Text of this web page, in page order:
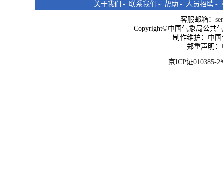
关于我们 - 联系我们 - 帮助 - 人员招聘 -
客服邮箱：
Copyright©中国气象局公共
制作维护：中
郑重声明
京ICP证010385-2